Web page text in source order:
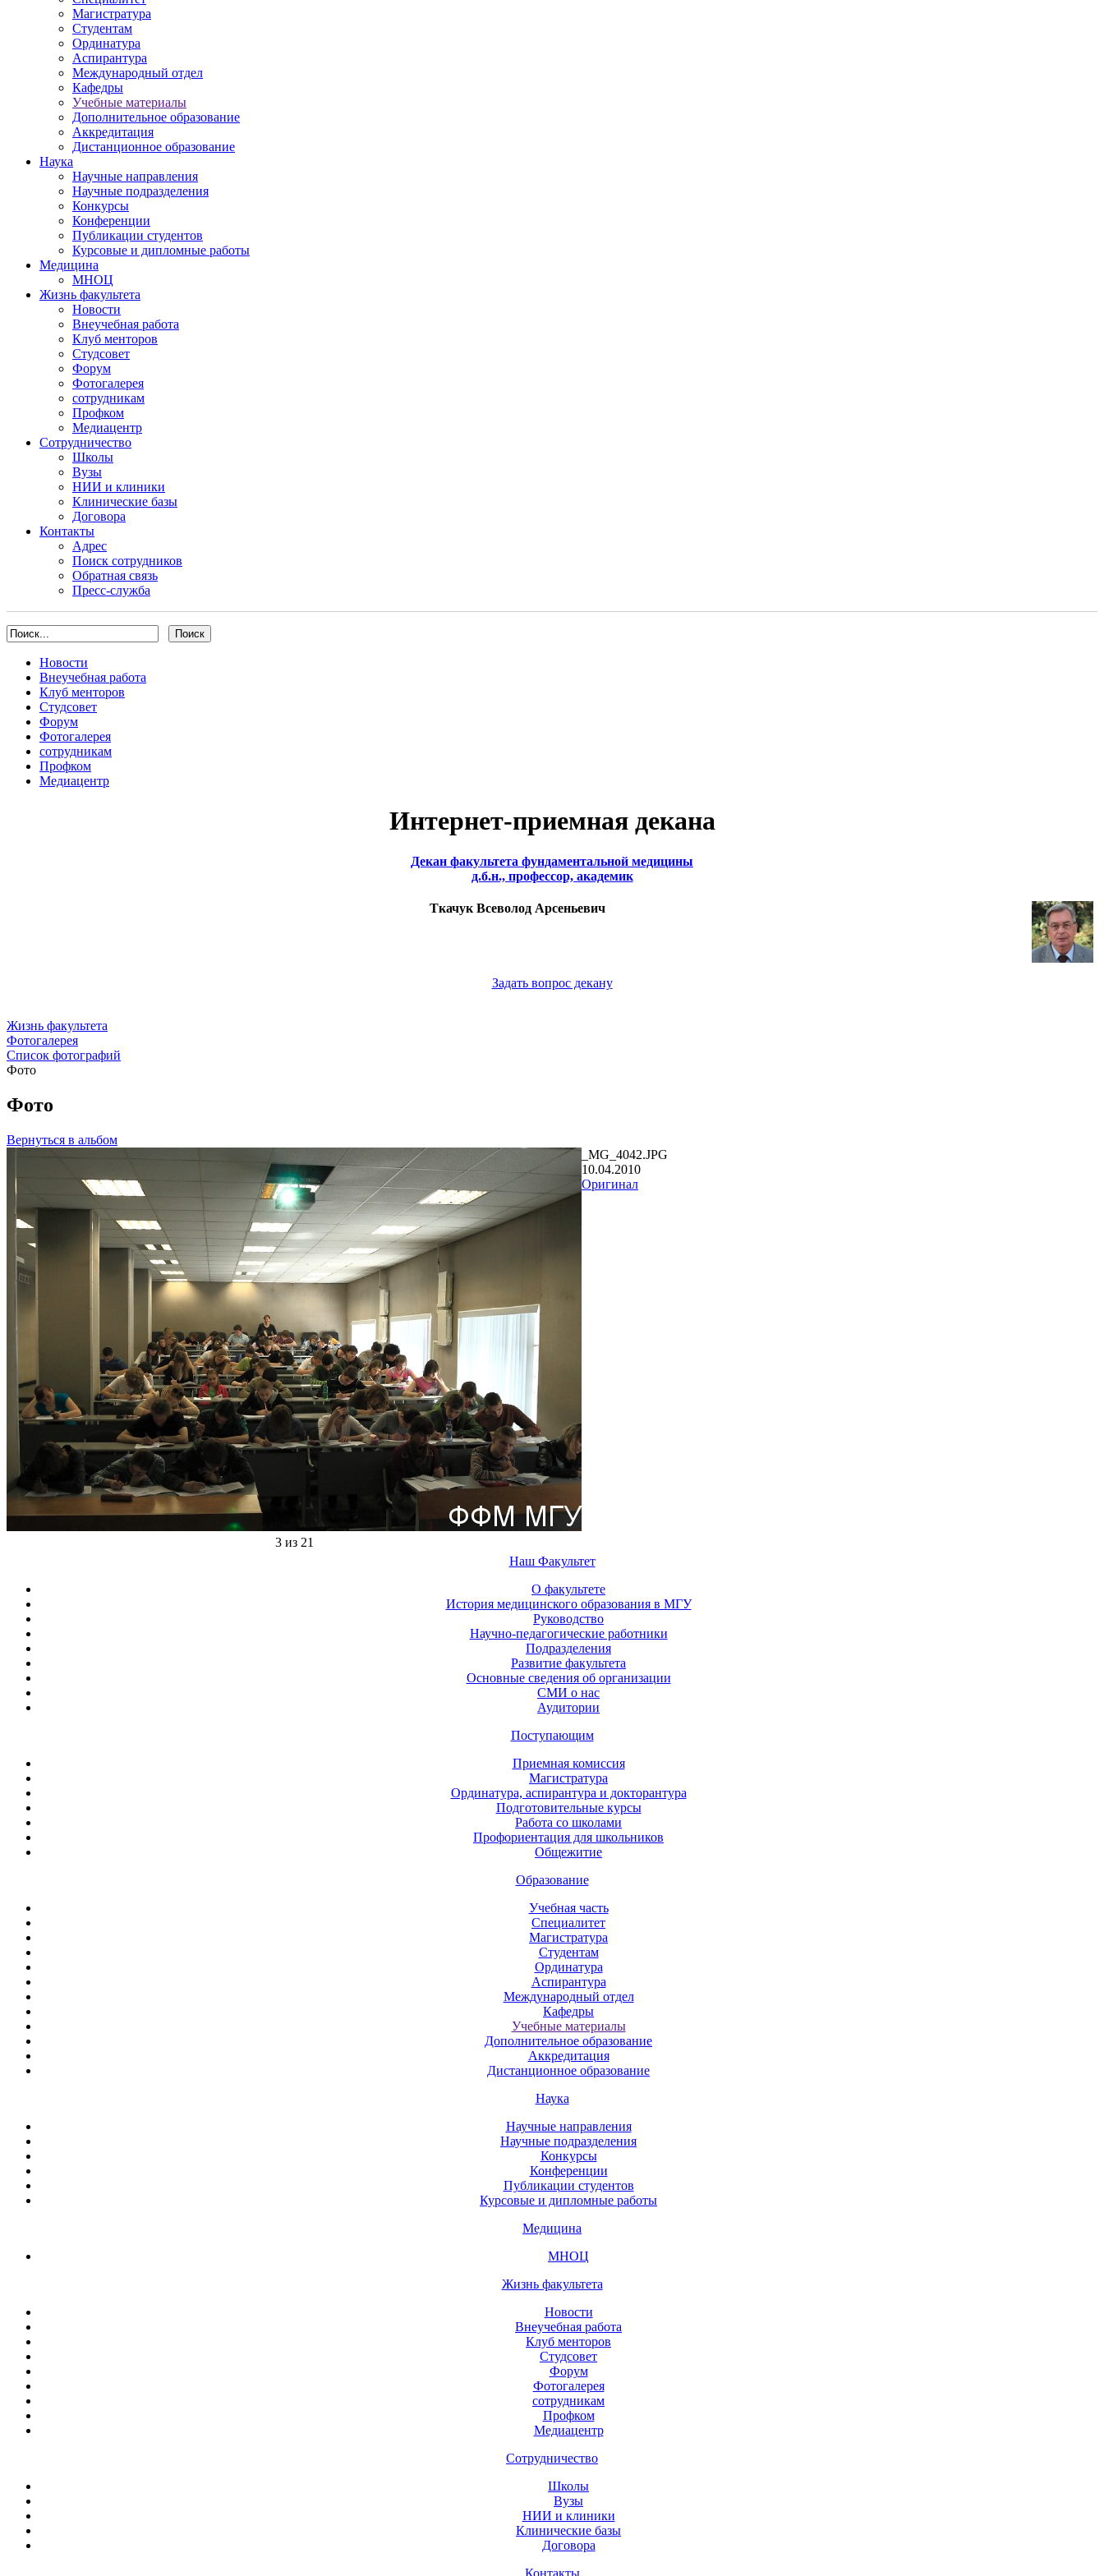
Магистратура
Студентам
Ординатура
Аспирантура
Международный отдел
Кафедры
Учебные материалы
Дополнительное образование
Аккредитация
Дистанционное образование
Наука
Научные направления
Научные подразделения
Конкурсы
Конференции
Публикации студентов
Курсовые и дипломные работы
Медицина
МНОЦ
Жизнь факультета
Новости
Внеучебная работа
Клуб менторов
Студсовет
Форум
Фотогалерея
сотрудникам
Профком
Медиацентр
Сотрудничество
Школы
Вузы
НИИ и клиники
Клинические базы
Договора
Контакты
Адрес
Поиск сотрудников
Обратная связь
Пресс-служба
Новости
Внеучебная работа
Клуб менторов
Студсовет
Форум
Фотогалерея
сотрудникам
Профком
Медиацентр
Интернет-приемная декана
Декан факультета фундаментальной медицины
д.б.н., профессор, академик
Ткачук Всеволод Арсеньевич
Задать вопрос декану
Жизнь факультета
Фотогалерея
Список фотографий
Фото
Фото
Вернуться в альбом
3 из 21
_MG_4042.JPG
10.04.2010
Оригинал
Наш Факультет
О факультете
История медицинского образования в МГУ
Руководство
Научно-педагогические работники
Подразделения
Развитие факультета
Основные сведения об организации
СМИ о нас
Аудитории
Поступающим
Приемная комиссия
Магистратура
Ординатура, аспирантура и докторантура
Подготовительные курсы
Работа со школами
Профориентация для школьников
Общежитие
Образование
Учебная часть
Специалитет
Магистратура
Студентам
Ординатура
Аспирантура
Международный отдел
Кафедры
Учебные материалы
Дополнительное образование
Аккредитация
Дистанционное образование
Наука
Научные направления
Научные подразделения
Конкурсы
Конференции
Публикации студентов
Курсовые и дипломные работы
Медицина
МНОЦ
Жизнь факультета
Новости
Внеучебная работа
Клуб менторов
Студсовет
Форум
Фотогалерея
сотрудникам
Профком
Медиацентр
Сотрудничество
Школы
Вузы
НИИ и клиники
Клинические базы
Договора
Контакты